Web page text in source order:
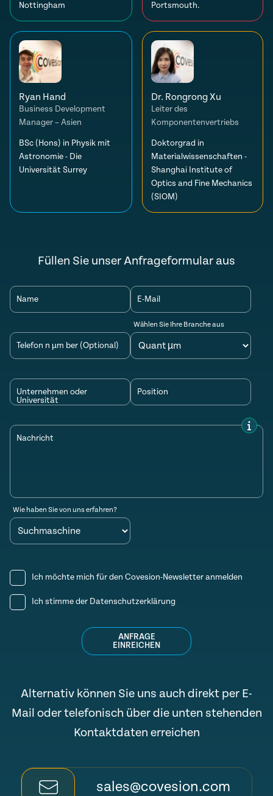
Nottingham
Portsmouth.
Ryan Hand
Business Development
Manager – Asien
BSc (Hons) in Physik mit
Astronomie - Die
Universität Surrey
Dr. Rongrong Xu
Leiter des
Komponentenvertriebs
Doktorgrad in
Materialwissenschaften -
Shanghai Institute of
Optics and Fine Mechanics
(SIOM)
Füllen Sie unser Anfrageformular aus
Name E-Mail
Telefon n µm ber (Optional)
Wählen Sie Ihre Branche aus
Unternehmen oder
Universität
Position
Nachricht
Wie haben Sie von uns erfahren?
Ich möchte mich für den Covesion-Newsletter anmelden
Ich stimme der Datenschutzerklärung
ANFRAGE
EINREICHEN
Alternativ können Sie uns auch direkt per E-
Mail oder telefonisch über die unten stehenden
Kontaktdaten erreichen
sales@covesion.com